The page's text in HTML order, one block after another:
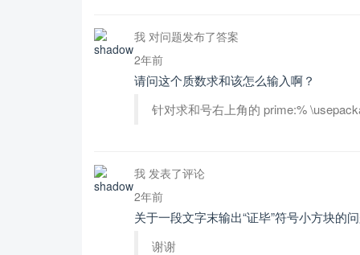
我 对问题发布了答案
2年前
请问这个质数求和该怎么输入啊？
针对求和号右上角的 prime:%
我 发表了评论
2年前
关于一段文字末输出“证毕”符号小方块的
谢谢